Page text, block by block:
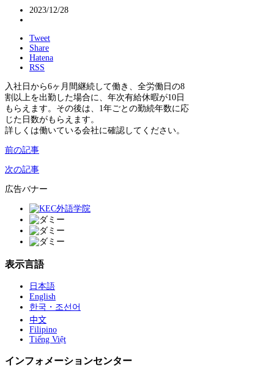
2023/12/28
Tweet
Share
Hatena
RSS
入社日から6ヶ月間継続して働き、全労働日の8
割以上を出勤した場合に、年次有給休暇が10日
もらえます。その後は、1年ごとの勤続年数に応
じた日数がもらえます。
詳しくは働いている会社に確認してください。
前の記事
次の記事
広告バナー
表示言語
日本語
English
한국・조선어
中文
Filipino
Tiếng Việt
インフォメーションセンター